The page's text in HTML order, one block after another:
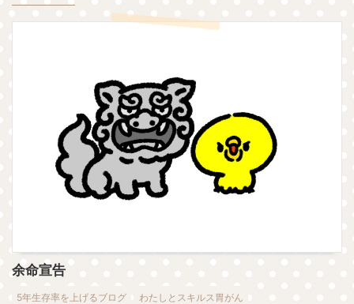
余命宣告
5年生存率を上げるブログ わたしとスキルス胃がん